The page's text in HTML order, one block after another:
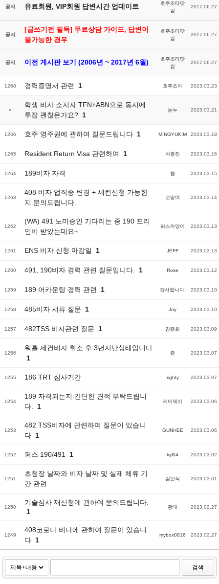
공지 유료회원, VIP회원 답변시간 업데이트
호주조타닷
컴
2017.06.27
공지
[글쓰기전 필독] 무료상담 가이드, 답변이
불가능한 경우
호주조타닷
컴
2017.06.27
공지 이전 게시판 보기 (2006년 ~ 2017년 6월)
호주조타닷
컴
2017.06.27
1268 경력증명서 관련 1 호주조아 2023.03.23
»
학생 비자 소지자 TFN+ABN으로 동시에
투잡 괜찮은가요? 1
눈누 2023.03.21
1266 호주 영주권에 관하여 질문드립니다 1 MINGYUKIM 2023.03.18
1265 Resident Return Visa 관련하여 1 박종진 2023.03.16
1264 189비자 자격 챔 2023.03.15
1263
408 비자 업직종 변경 + 세컨신청 가능한
지 문의드립니다.
꼬망여 2023.03.14
1262
(WA) 491 노미승인 기다리는 중 190 프리
인비 받았는데요~
퍼스까망이 2023.03.13
1261 ENS 비자 신청 마감일 1 JEFF 2023.03.13
1260 491, 190비자 경력 관련 질문입니다. 1 Rose 2023.03.12
1259 189 어카운팅 경력 관련 1 감사합니다. 2023.03.10
1258 485비자 서류 질문 1 Joy 2023.03.10
1257 482TSS 비자관련 질문 1 김준희 2023.03.09
1256
워홀 세컨비자 취소 후 3년지난상태입니다
1
준 2023.03.07
1255 186 TRT 심사기간 righty 2023.03.07
1254
189 자격되는지 간단한 견적 부탁드립니
다.
1
제이제이 2023.03.06
1253
482 TSS비자에 관련하여 질문이 있습니
다 1
GUNHEE 2023.03.06
1252 퍼스 190/491 1 kyl04 2023.03.02
1251
초청장 날짜와 비자 날짜 및 실제 체류 기
간 관련
김민식 2023.03.01
1250
기술심사 재신청에 관하여 문의드립니다.
1
광대 2023.02.27
1249
408코로나 비다에 관하여 질문이 있습니
다 1
mybox0816 2023.02.27
검색